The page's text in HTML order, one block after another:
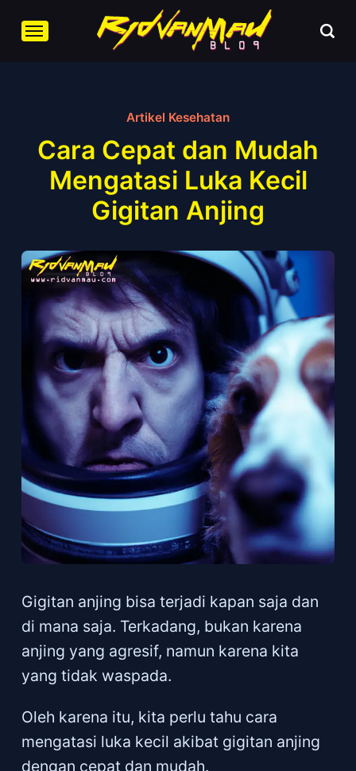
Artikel Kesehatan
Cara Cepat dan Mudah
Mengatasi Luka Kecil
Gigitan Anjing
Gigitan anjing bisa terjadi kapan saja dan
di mana saja. Terkadang, bukan karena
anjing yang agresif, namun karena kita
yang tidak waspada.
Oleh karena itu, kita perlu tahu cara
mengatasi luka kecil akibat gigitan anjing
dengan cepat dan mudah.